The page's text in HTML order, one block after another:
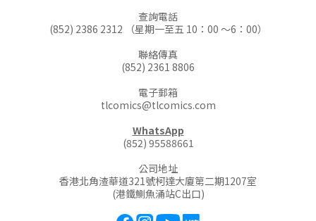
查詢電話
(852) 2386 2312 （星期一至五 10：00 ～6：00）
聯絡傳真
(852) 2361 8806
電子郵箱
tlcomics@tlcomics.com
WhatsApp
(852) 95588661
公司地址
香港北角渣華道321號柯達大廈第二期1207室
(港鐵鰂魚涌站C出口)